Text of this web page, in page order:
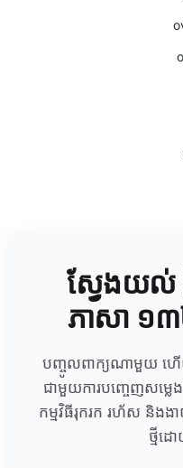
ស្វែងយល់
ភាសា ១៣
បញ្ចូលពាក្យណាមួយ ហើ
ជាមួយការបញ្ចេញសម្លេ
កម្មវិធីរុករក រហ័ស និងង
ថ្មីដ